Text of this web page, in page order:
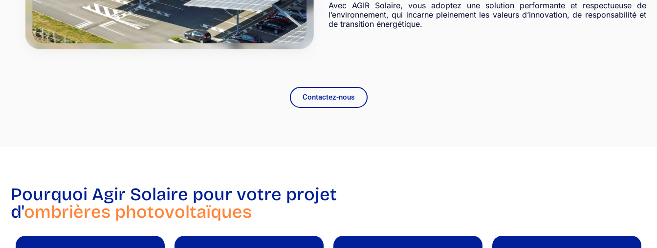
Avec AGIR Solaire, vous adoptez une solution performante et respectueuse de
l’environnement, qui incarne pleinement les valeurs d’innovation, de responsabilité et
de transition énergétique.
Contactez-nous
Pourquoi Agir Solaire pour votre projet
d'ombrières photovoltaïques